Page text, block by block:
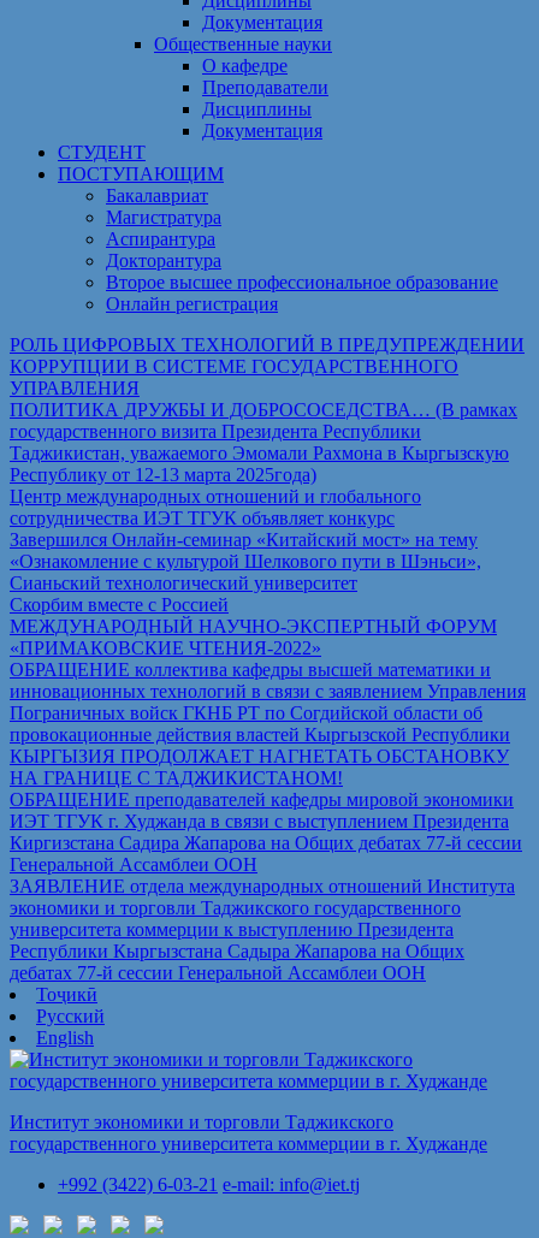
Документация
Общественные науки
О кафедре
Преподаватели
Дисциплины
Документация
СТУДЕНТ
ПОСТУПАЮЩИМ
Бакалавриат
Магистратура
Аспирантура
Докторантура
Второе высшее профессиональное образование
Онлайн регистрация
РОЛЬ ЦИФРОВЫХ ТЕХНОЛОГИЙ В ПРЕДУПРЕЖДЕНИИ
КОРРУПЦИИ В СИСТЕМЕ ГОСУДАРСТВЕННОГО
УПРАВЛЕНИЯ
ПОЛИТИКА ДРУЖБЫ И ДОБРОСОСЕДСТВА… (В рамках
государственного визита Президента Республики
Таджикистан, уважаемого Эмомали Рахмона в Кыргызскую
Республику от 12-13 марта 2025года)
Центр международных отношений и глобального
сотрудничества ИЭТ ТГУК объявляет конкурс
Завершился Онлайн-семинар «Китайский мост» на тему
«Ознакомление с культурой Шелкового пути в Шэньси»,
Сианьский технологический университет
Скорбим вместе с Россией
МЕЖДУНАРОДНЫЙ НАУЧНО-ЭКСПЕРТНЫЙ ФОРУМ
«ПРИМАКОВСКИЕ ЧТЕНИЯ-2022»
ОБРАЩЕНИЕ коллектива кафедры высшей математики и
инновационных технологий в связи с заявлением Управления
Пограничных войск ГКНБ РТ по Согдийской области об
провокационные действия властей Кыргызской Республики
КЫРГЫЗИЯ ПРОДОЛЖАЕТ НАГНЕТАТЬ ОБСТАНОВКУ
НА ГРАНИЦЕ С ТАДЖИКИСТАНОМ!
ОБРАЩЕНИЕ преподавателей кафедры мировой экономики
ИЭТ ТГУК г. Худжанда в связи с выступлением Президента
Киргизстана Садира Жапарова на Общих дебатах 77-й сессии
Генеральной Ассамблеи ООН
ЗАЯВЛЕНИЕ отдела международных отношений Института
экономики и торговли Таджикского государственного
университета коммерции к выступлению Президента
Республики Кыргызстана Садыра Жапарова на Общих
дебатах 77-й сессии Генеральной Ассамблеи ООН
Тоҷикӣ
Русский
English
Институт экономики и торговли Таджикского
государственного университета коммерции в г. Худжанде
+992 (3422) 6-03-21 e-mail: info@iet.tj